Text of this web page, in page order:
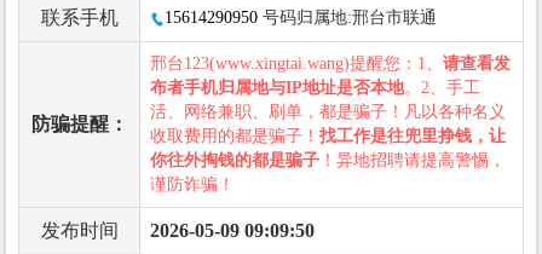
联系手机 15614290950 号码归属地:邢台市联通
防骗提醒：
邢台123(www.xingtai.wang)提醒您：1、 请查看发
布者手机归属地与IP地址是否本地。2、手工
活、网络兼职、刷单，都是骗子！凡以各种名义
收取费用的都是骗子！ 找工作是往兜里挣钱，让
你往外掏钱的都是骗子 ！异地招聘请提高警惕，
谨防诈骗！
发布时间 2026-05-09 09:09:50